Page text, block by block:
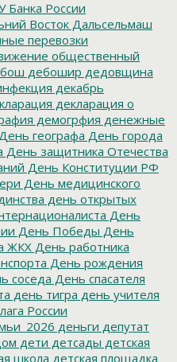
Банка России
Восток Дальсельмаш
перевозки
общественный
дебошир дедовщина
декабрь
декларация о
демогрфия денежные
День географа День города
День защитника Отечества
День Конституции РФ
День медицинского
день открытых
День
День Победы День
ЖКХ День работника
День рождения
соседа День спасателя
день тигра день учителя
России
деньги депутат
дети детсады детская
школа детская площадка